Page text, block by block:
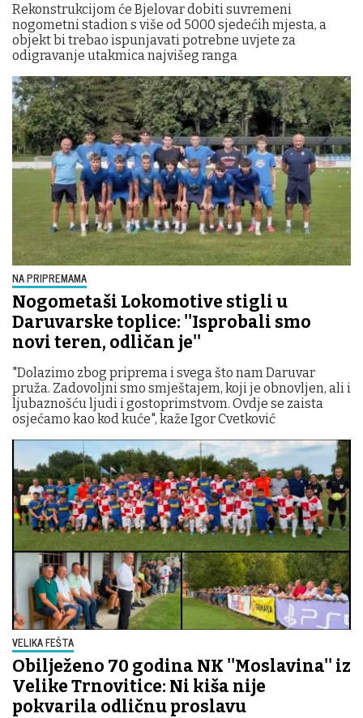
Rekonstrukcijom će Bjelovar dobiti suvremeni
nogometni stadion s više od 5000 sjedećih mjesta, a
objekt bi trebao ispunjavati potrebne uvjete za
odigravanje utakmica najvišeg ranga
NA PRIPREMAMA
Nogometaši Lokomotive stigli u
Daruvarske toplice: ''Isprobali smo
novi teren, odličan je''
"Dolazimo zbog priprema i svega što nam Daruvar
pruža. Zadovoljni smo smještajem, koji je obnovljen, ali i
ljubaznošću ljudi i gostoprimstvom. Ovdje se zaista
osjećamo kao kod kuće", kaže Igor Cvetković
VELIKA FEŠTA
Obilježeno 70 godina NK ''Moslavina'' iz
Velike Trnovitice: Ni kiša nije
pokvarila odličnu proslavu